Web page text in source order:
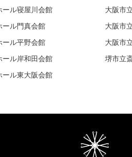
ール寝屋川会館
ール門真会館
ール平野会館
ール岸和田会館
ール東大阪会館
大阪市
大阪市
大阪市
堺市立